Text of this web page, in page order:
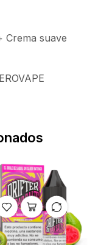
Crema suave